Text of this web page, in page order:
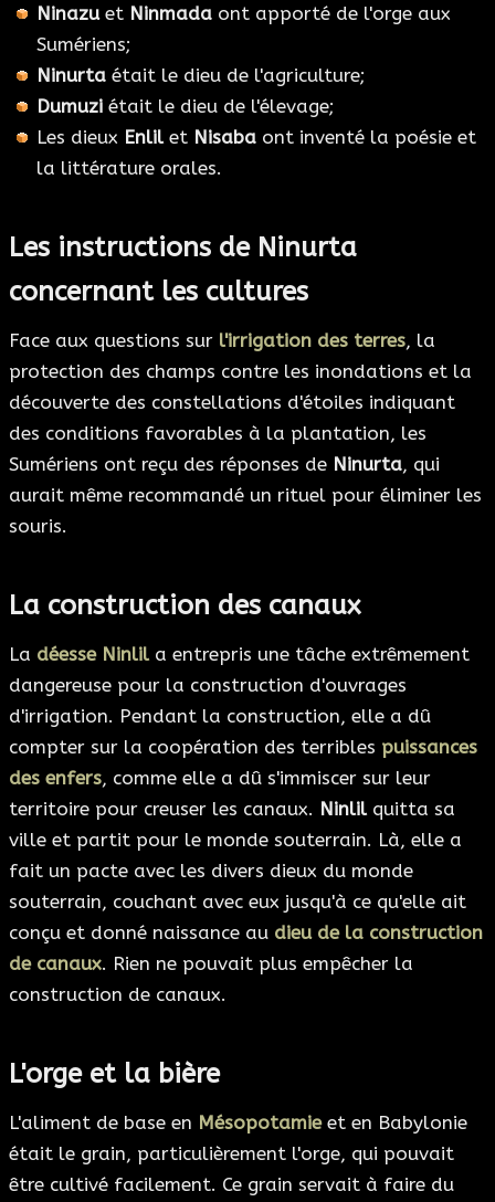
Ninazuet Ninmada ont apporté de l'orge aux
Sumériens;
Ninurta était le dieu de l'agriculture;
Dumuzi était le dieu de l'élevage;
Les dieux Enlil et Nisaba ont inventé la poésie et
la littérature orales.
Les instructions de Ninurta
concernant les cultures
Face aux questions sur l'irrigation des terres, la
protection des champs contre les inondations et la
découverte des constellations d'étoiles indiquant
des conditions favorables à la plantation, les
Sumériens ont reçu des réponses de Ninurta, qui
aurait même recommandé un rituel pour éliminer les
souris.
La construction des canaux
La déesse Ninlil a entrepris une tâche extrêmement
dangereuse pour la construction d'ouvrages
d'irrigation. Pendant la construction, elle a dû
compter sur la coopération des terribles puissances
des enfers, comme elle a dû s'immiscer sur leur
territoire pour creuser les canaux. Ninlil quitta sa
ville et partit pour le monde souterrain. Là, elle a
fait un pacte avec les divers dieux du monde
souterrain, couchant avec eux jusqu'à ce qu'elle ait
conçu et donné naissance au dieu de la construction
de canaux. Rien ne pouvait plus empêcher la
construction de canaux.
L'orge et la bière
L'aliment de base en Mésopotamieet en Babylonie
était le grain, particulièrement l'orge, qui pouvait
être cultivé facilement. Ce grain servait à faire du